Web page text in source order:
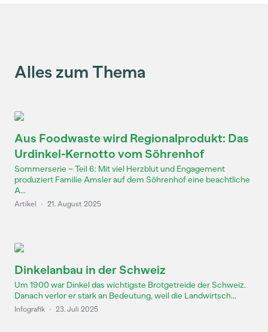
Alles zum Thema
Aus Foodwaste wird Regionalprodukt: Das
Urdinkel-Kernotto vom Söhrenhof
Sommerserie – Teil 6: Mit viel Herzblut und Engagement
produziert Familie Amsler auf dem Söhrenhof eine beachtliche
A...
Artikel · 21. August 2025
Dinkelanbau in der Schweiz
Um 1900 war Dinkel das wichtigste Brotgetreide der Schweiz.
Danach verlor er stark an Bedeutung, weil die Landwirtsch...
Infografik · 23. Juli 2025